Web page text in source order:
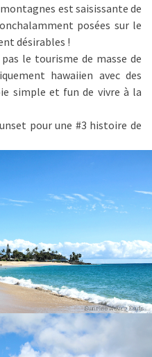
est saisissante de
posées sur le
désirables !
le tourisme de masse de
hawaiien avec des
simple et fun de vivre à la
pour une #3 histoire de